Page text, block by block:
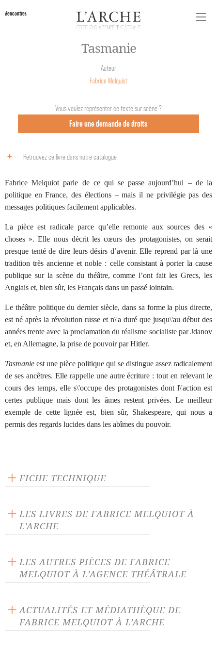
Rencontres
Tasmanie
Auteur
Fabrice Melquiot
Vous voulez représenter ce texte sur scène ?
Faire une demande de droits
Retrouvez ce livre dans notre catalogue
Fabrice Melquiot parle de ce qui se passe aujourd’hui – de la
politique en France, des élections – mais il ne privilégie pas des
messages politiques facilement applicables.
La pièce est radicale parce qu’elle remonte aux sources des «
choses ». Elle nous décrit les cœurs des protagonistes, on serait
presque tenté de dire leurs désirs d’avenir. Elle reprend par là une
tradition très ancienne et noble : celle consistant à porter la cause
publique sur la scène du théâtre, comme l’ont fait les Grecs, les
Anglais et, bien sûr, les Français dans un passé lointain.
Le théâtre politique du dernier siècle, dans sa forme la plus directe,
est né après la révolution russe et n\'a duré que jusqu\'au début des
années trente avec la proclamation du réalisme socialiste par Jdanov
et, en Allemagne, la prise de pouvoir par Hitler.
Tasmanie est une pièce politique qui se distingue assez radicalement
de ses ancêtres. Elle rappelle une autre écriture : tout en relevant le
cours des temps, elle s\'occupe des protagonistes dont l\'action est
certes publique mais dont les âmes restent privées. Le meilleur
exemple de cette lignée est, bien sûr, Shakespeare, qui nous a
permis des regards lucides dans les abîmes du pouvoir.
FICHE TECHNIQUE
Langue source : français
Nombre de personnages masculins : 11
Nombre de personnages féminins : 4
LES LIVRES DE FABRICE MELQUIOT À
L’ARCHE
LES AUTRES PIÈCES DE FABRICE
MELQUIOT À L’AGENCE THÉÂTRALE
Albatros Alice et autres merveilles
ACTUALITÉS ET MÉDIATHÈQUE DE
FABRICE MELQUIOT À L’ARCHE